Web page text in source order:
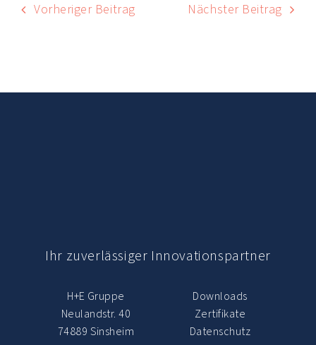
Vorheriger Beitrag Nächster Beitrag
Ihr zuverlässiger Innovations­partner
H+E Gruppe
Neulandstr. 40
74889 Sinsheim
Downloads
Zertifikate
Datenschutz